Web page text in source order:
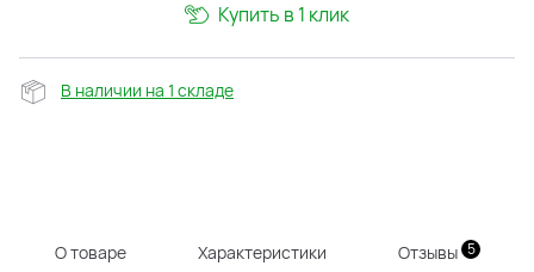
Купить в 1 клик
В наличии на 1 складе
О товаре Характеристики Отзывы 5